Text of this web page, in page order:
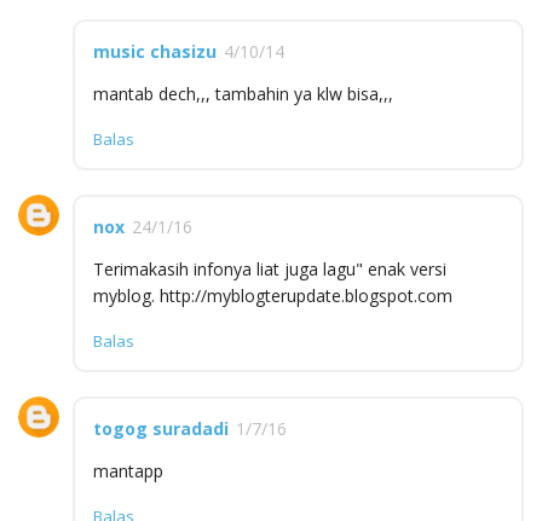
music chasizu 4/10/14
mantab dech,,, tambahin ya klw bisa,,,
Balas
nox 24/1/16
Terimakasih infonya liat juga lagu" enak versi
myblog. http://myblogterupdate.blogspot.com
Balas
togog suradadi 1/7/16
mantapp
Balas